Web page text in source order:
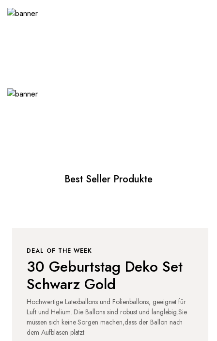
Best Seller Produkte
DEAL OF THE WEEK
30 Geburtstag Deko Set
Schwarz Gold
Hochwertige Latexballons und Folienballons, geeignet für
Luft und Helium. Die Ballons sind robust und langlebig.Sie
müssen sich keine Sorgen machen,dass der Ballon nach
dem Aufblasen platzt.